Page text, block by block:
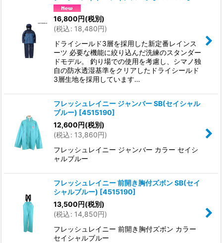
16,800円(税別)
(税込: 18,480円)
ドライシールド3層を採用した新定番レインス
ーツ 必要な機能に絞り込んだ洗練のスタンダー
ドモデル。 釣り場での使用を考慮し、シマノ独
自の防水透湿基準をクリアしたドライシールド
3層生地を採用しています…
フレッシュレイニー ジャンバー SB(セイシャル
ブルー) [4515190]
12,600円(税別)
(税込: 13,860円)
フレッシュレイニー ジャンバー カラー セイシ
ャルブルー
フレッシュレイニー 前開き胸付ズボン SB(セイ
シャルブルー) [4515190]
13,500円(税別)
(税込: 14,850円)
フレッシュレイニー 前開き胸付ズボン カラー
セイシャルブルー